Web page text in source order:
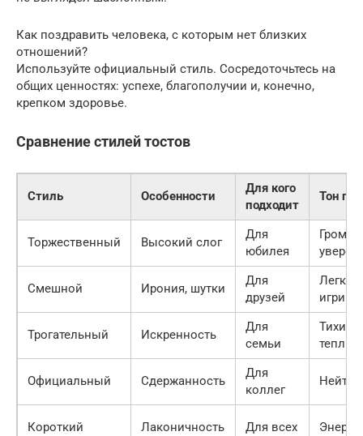
Как поздравить человека, с которым нет близких
отношений?
Используйте официальный стиль. Сосредоточьтесь на
общих ценностях: успехе, благополучии и, конечно,
крепком здоровье.
Сравнение стилей тостов
Стиль Особенности
Для кого
подходит
Тон
Торжественный Высокий слог
Для
юбилея
Смешной Ирония, шутки
Для
друзей
Легкий,
Трогательный Искренность
Для
семьи
Тихий,
теплый
Официальный Сдержанность
Для
коллег
Короткий Лаконичность Для всех